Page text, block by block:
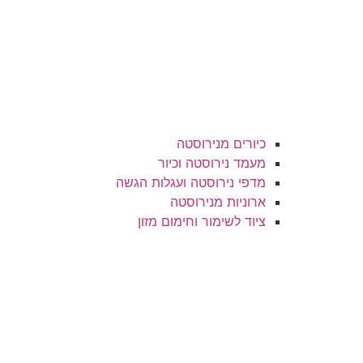
כיורים מנירוסטה
מעמד נירוסטה וכיור
מדפי נירוסטה ועגלות הגשה
ארוניות מנירוסטה
ציוד לשימור וחימום מזון